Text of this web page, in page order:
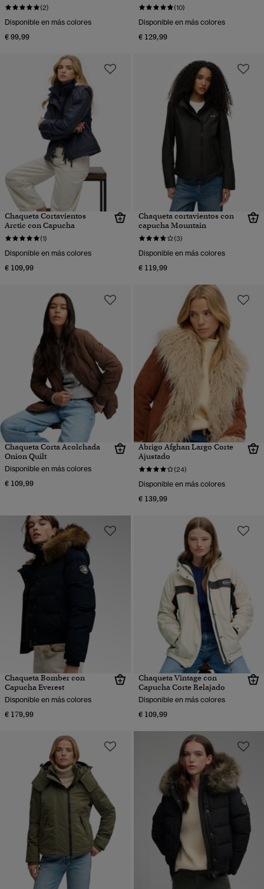
(2)
Disponible en más colores
€ 99,99
(10)
Disponible en más colores
€ 129,99
Chaqueta Cortavientos
Arctic con Capucha
(1)
Disponible en más colores
€ 109,99
Chaqueta cortavientos con
capucha Mountain
(3)
Disponible en más colores
€ 119,99
Chaqueta Corta Acolchada
Onion Quilt
Disponible en más colores
€ 109,99
Abrigo Afghan Largo Corte
Ajustado
(24)
Disponible en más colores
€ 139,99
Chaqueta Bomber con
Capucha Everest
Disponible en más colores
€ 179,99
Chaqueta Vintage con
Capucha Corte Relajado
Disponible en más colores
€ 109,99